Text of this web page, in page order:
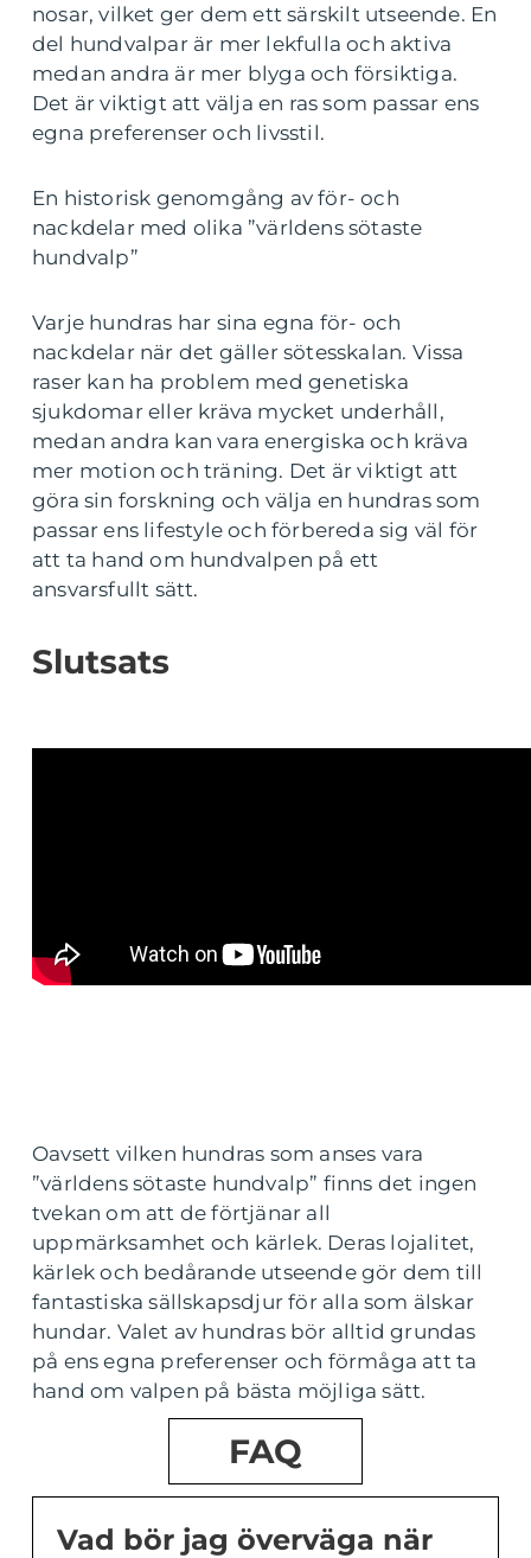
nosar, vilket ger dem ett särskilt utseende. En
del hundvalpar är mer lekfulla och aktiva
medan andra är mer blyga och försiktiga.
Det är viktigt att välja en ras som passar ens
egna preferenser och livsstil.
En historisk genomgång av för- och
nackdelar med olika ”världens sötaste
hundvalp”
Varje hundras har sina egna för- och
nackdelar när det gäller sötesskalan. Vissa
raser kan ha problem med genetiska
sjukdomar eller kräva mycket underhåll,
medan andra kan vara energiska och kräva
mer motion och träning. Det är viktigt att
göra sin forskning och välja en hundras som
passar ens lifestyle och förbereda sig väl för
att ta hand om hundvalpen på ett
ansvarsfullt sätt.
Slutsats
Oavsett vilken hundras som anses vara
”världens sötaste hundvalp” finns det ingen
tvekan om att de förtjänar all
uppmärksamhet och kärlek. Deras lojalitet,
kärlek och bedårande utseende gör dem till
fantastiska sällskapsdjur för alla som älskar
hundar. Valet av hundras bör alltid grundas
på ens egna preferenser och förmåga att ta
hand om valpen på bästa möjliga sätt.
FAQ
Vad bör jag överväga när